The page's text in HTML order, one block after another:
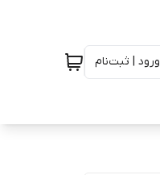
ورود | ثبت‌نام